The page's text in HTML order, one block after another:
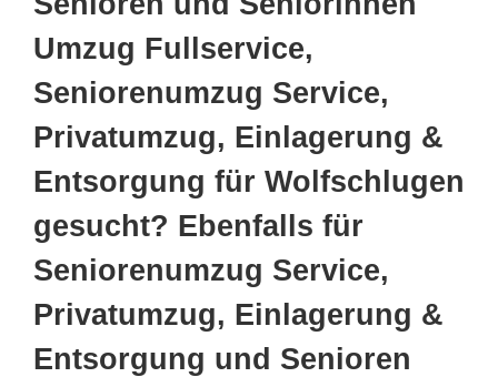
Umzug Fullservice,
Seniorenumzug Service,
Privatumzug, Einlagerung &
Entsorgung für Wolfschlugen
gesucht? Ebenfalls für
Seniorenumzug Service,
Privatumzug, Einlagerung &
Entsorgung und Senioren